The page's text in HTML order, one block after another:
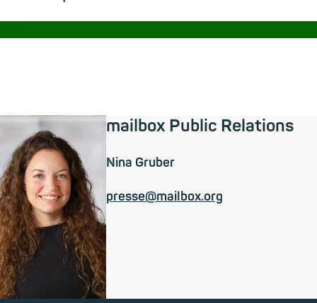
mailbox Public Relations
Nina Gruber
presse@mailbox.org